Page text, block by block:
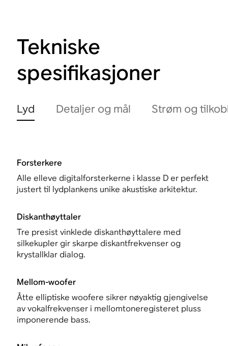
Tekniske
spesifikasjoner
Lyd Detaljer og mål Strøm og
Forsterkere
Alle elleve digitalforsterkerne i klasse D er perfekt
justert til lydplankens unike akustiske arkitektur.
Diskanthøyttaler
Tre presist vinklede diskanthøyttalere med
silkekupler gir skarpe diskantfrekvenser og
krystallklar dialog.
Mellom-woofer
Åtte elliptiske woofere sikrer nøyaktig gjengivelse
av vokalfrekvenser i mellomtoneregisteret pluss
imponerende bass.